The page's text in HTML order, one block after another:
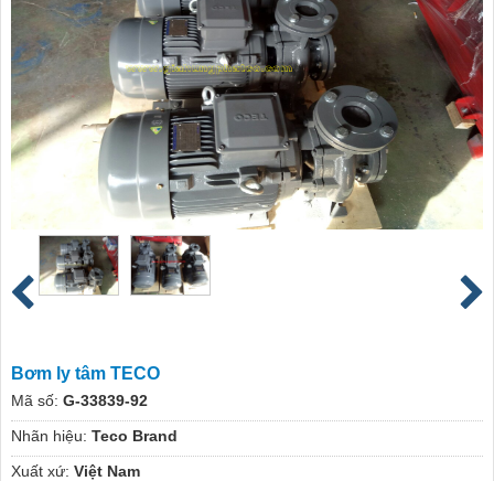
Bơm ly tâm TECO
Mã số: G-33839-92
Nhãn hiệu: Teco Brand
Xuất xứ: Việt Nam